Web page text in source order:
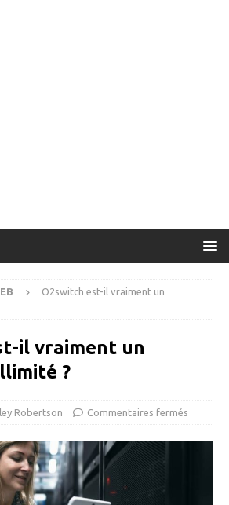
O2switch est-il vraiment un
il vraiment un
?
Robertson Commentaires fermés